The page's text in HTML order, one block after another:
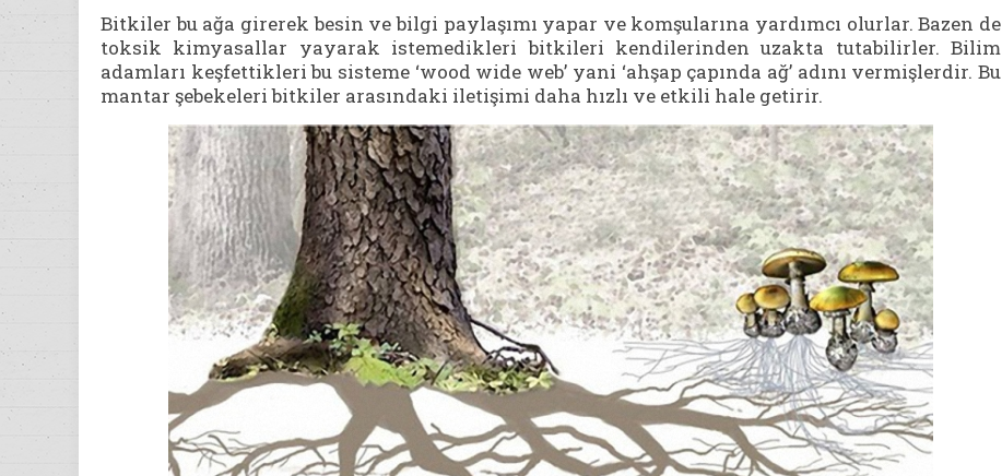
Bitkiler bu ağa girerek besin ve bilgi paylaşımı yapar ve komşularına yardımcı olurlar. Bazen de
toksik kimyasallar yayarak istemedikleri bitkileri kendilerinden uzakta tutabilirler. Bilim
adamları keşfettikleri bu sisteme ‘wood wide web’ yani ‘ahşap çapında ağ’ adını vermişlerdir. Bu
mantar şebekeleri bitkiler arasındaki iletişimi daha hızlı ve etkili hale getirir.